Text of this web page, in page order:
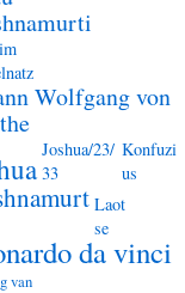
Wolfgang von
Joshua/23/
33
Konfuzi
us
Laot
se
da vinci
van